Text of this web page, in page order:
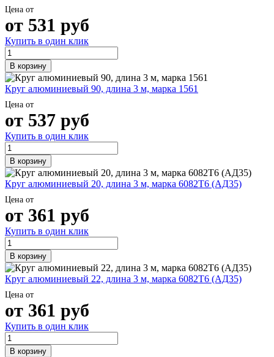
Цена от
от 531 руб
Купить в один клик
В корзину
Круг алюминиевый 90, длина 3 м, марка 1561
Цена от
от 537 руб
Купить в один клик
В корзину
Круг алюминиевый 20, длина 3 м, марка 6082Т6 (АД35)
Цена от
от 361 руб
Купить в один клик
В корзину
Круг алюминиевый 22, длина 3 м, марка 6082Т6 (АД35)
Цена от
от 361 руб
Купить в один клик
В корзину